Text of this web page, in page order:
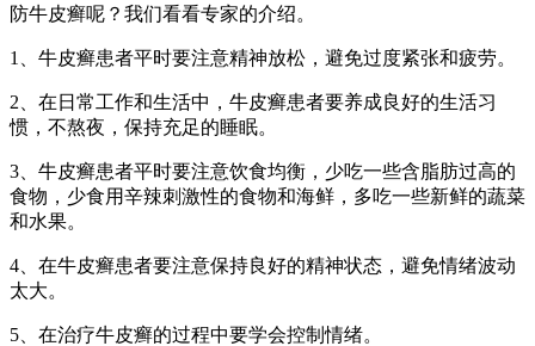
防牛皮癣呢？我们看看专家的介绍。
1、牛皮癣患者平时要注意精神放松，避免过度紧张和疲劳。
2、在日常工作和生活中，牛皮癣患者要养成良好的生活习
惯，不熬夜，保持充足的睡眠。
3、牛皮癣患者平时要注意饮食均衡，少吃一些含脂肪过高的
食物，少食用辛辣刺激性的食物和海鲜，多吃一些新鲜的蔬菜
和水果。
4、在牛皮癣患者要注意保持良好的精神状态，避免情绪波动
太大。
5、在治疗牛皮癣的过程中要学会控制情绪。